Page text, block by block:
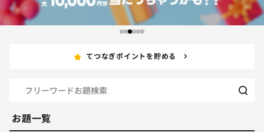
てつなぎポイントを貯める
お題一覧